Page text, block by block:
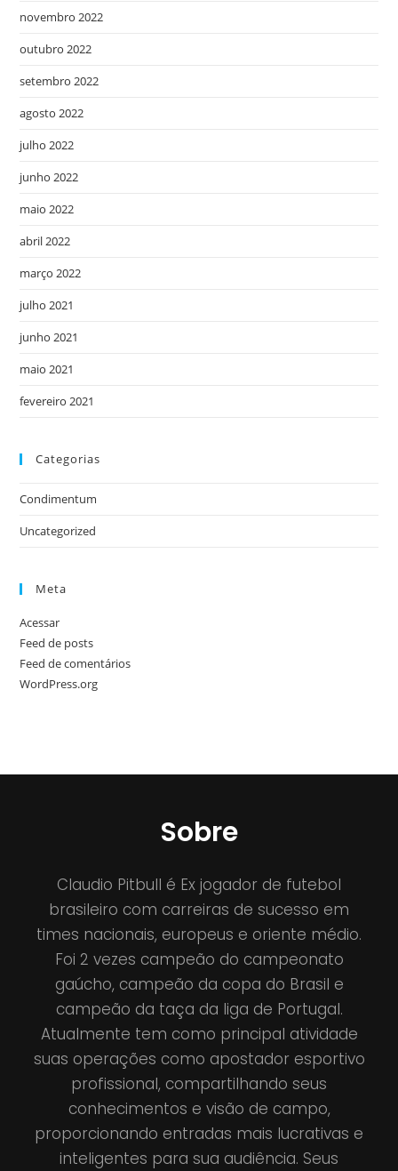
novembro 2022
outubro 2022
setembro 2022
agosto 2022
julho 2022
junho 2022
maio 2022
abril 2022
março 2022
julho 2021
junho 2021
maio 2021
fevereiro 2021
Categorias
Condimentum
Uncategorized
Meta
Acessar
Feed de posts
Feed de comentários
WordPress.org
Sobre
Claudio Pitbull é Ex jogador de futebol
brasileiro com carreiras de sucesso em
times nacionais, europeus e oriente médio.
Foi 2 vezes campeão do campeonato
gaúcho, campeão da copa do Brasil e
campeão da taça da liga de Portugal.
Atualmente tem como principal atividade
suas operações como apostador esportivo
profissional, compartilhando seus
conhecimentos e visão de campo,
proporcionando entradas mais lucrativas e
inteligentes para sua audiência. Seus